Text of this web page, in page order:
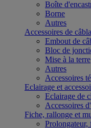
Boîte
Borne
Autres
Accessoires de
Embout de
Bloc de
Mise à la terre
Autres
Accessoires
Eclairage et
Eclairage de
Accessoires
Fiche, rallonge et
Prolongateur,